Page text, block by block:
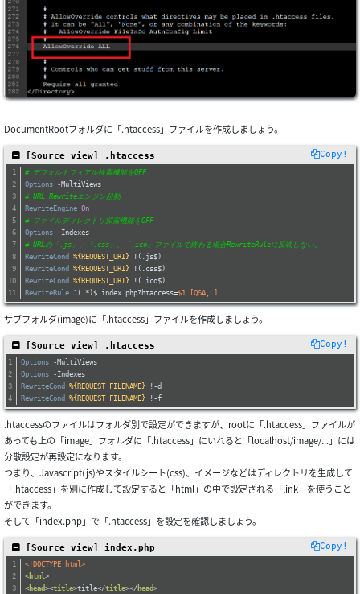
DocumentRootフォルダに「.htaccess」ファイルを作成しましょう。
Copy!
[Source view] .htaccess
# デフォルトフィアル検索機能をOFF
Options -MultiViews
# URL Rewriteエンジン起動
RewriteEngine On
# ファイルディレクトリ探索機能をOFF
Options -Indexes
# URLの「.js」、「.css」、「.ico」ファイルで終わる場合RewriteRuleに反映しない。
RewriteCond %{REQUEST_URI} !(.js$)
RewriteCond %{REQUEST_URI} !(.css$)
RewriteCond %{REQUEST_URI} !(.ico$)
RewriteRule ^(.*)$ index.php?htaccess=$1 [QSA,L]
サブフォルダ(image)に「.htaccess」ファイルを作成しましょう。
Copy!
[Source view] .htaccess
Options -MultiViews
Options -Indexes
RewriteCond %{REQUEST_FILENAME} !-d
RewriteCond %{REQUEST_FILENAME} !-f
.htaccessのファイルはフォルダ別で設定ができますが、rootに「.htaccess」ファイルが
あっても上の「image」フォルダに「.htaccess」にいれると「localhost/image/...」には
分散設定が再設定になります。
つまり、Javascript(js)やスタイルシート(css)、イメージなどはディレクトリを生成して
「.htaccess」を別に作成して設定すると「html」の中で設定される「link」を使うこと
ができます。
そして「index.php」で「.htaccess」を設定を確認しましょう。
Copy!
[Source view] index.php
<!DOCTYPE html>
< html >
< head><title>title</title></ head>